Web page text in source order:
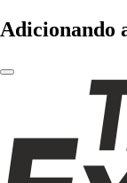
Adicionando